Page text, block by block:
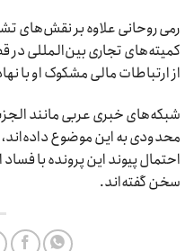
رمی روحانی علاوه بر نقش‌های
کمیته‌های تجاری بین‌المللی در
از ارتباطات مالی مشکوک او با
شبکه‌های خبری عربی مانند
محدودی به این موضوع
احتمال پیوند این پرونده با
سخن گفته‌اند.